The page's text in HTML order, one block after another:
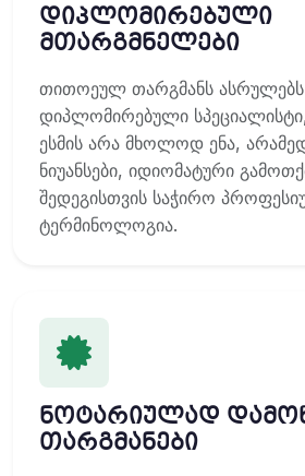
დიპლომირებული
მთარგმნელები
თითოეულ თარგმანს ასრულებს
დიპლომირებული
ესმის არა მხოლოდ ენა,
ნიუანსები, იდიომატური
შედეგისთვის საჭირო
ტერმინოლოგია.
ნოტარიულად
თარგმანები